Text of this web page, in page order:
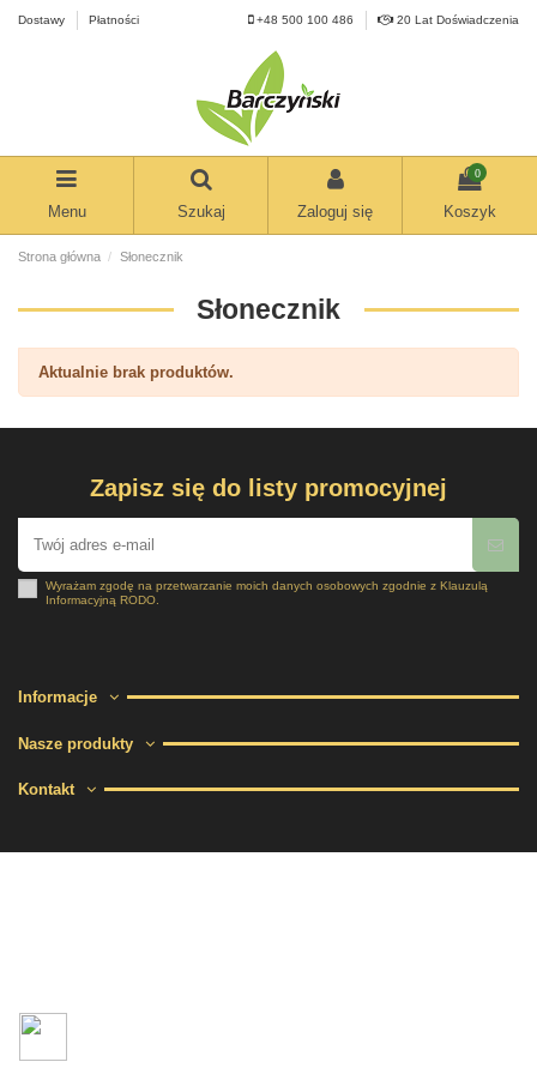
Dostawy Płatności +48 500 100 486 20 Lat Doświadczenia
Menu Szukaj Zaloguj się
0
Koszyk
Strona główna Słonecznik
Słonecznik
Aktualnie brak produktów.
Zapisz się do listy promocyjnej
Wyrażam zgodę na przetwarzanie moich danych osobowych zgodnie z Klauzulą
Informacyjną RODO.
Informacje
Nasze produkty
Kontakt